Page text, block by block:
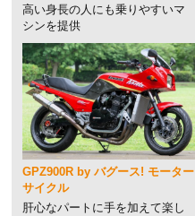
高い身長の人にも乗りやすいマ
シンを提供
GPZ900R by バグース! モーター
サイクル
肝心なパートに手を加えて楽し